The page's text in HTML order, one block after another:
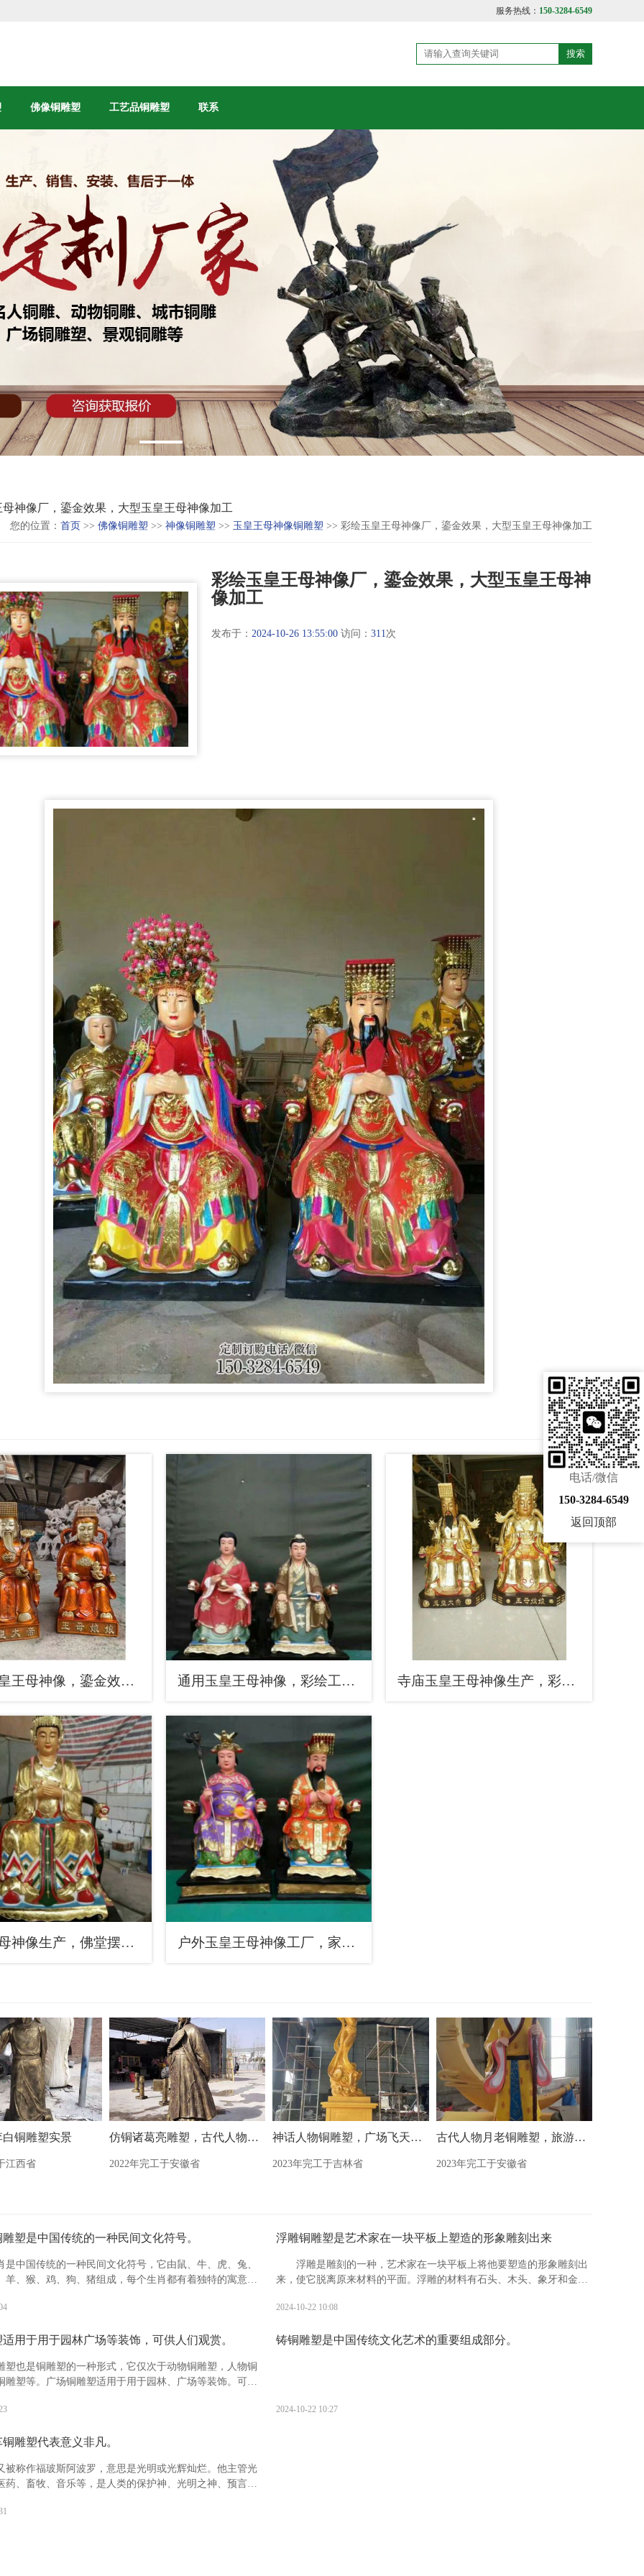
服务热线： 150-3284-6549
佛像铜雕塑 工艺品铜雕塑 联系
神像厂，鎏金效果，大型玉皇王母神像加工
您的位置： 首页 >> 佛像铜雕塑 >> 神像铜雕塑 >> 玉皇王母神像铜雕塑 >> 彩绘玉皇王母神像厂，鎏金效果，大型玉皇王母神像加工
彩绘玉皇王母神像厂，鎏金效果，大型玉皇王母神
像加工
发布于： 2024-10-26 13:55:00 访问： 311次
通用玉皇王母神像，鎏金效果，家用玉皇王母神像厂 通用玉皇王母神像，彩绘工艺，家用玉皇王母神像厂 寺庙玉皇王母神像生产，彩绘工艺，玉皇王母神像预用
寺庙王母神像生产，佛堂摆放，彩绘王母神像生产 户外玉皇王母神像工厂，家用神像，玉皇王母神像预用
铜雕塑实景
江西省
仿铜诸葛亮雕塑，古代人物雕塑
2022年完工于安徽省
神话人物铜雕塑，广场飞天铜雕塑制造商
2023年完工于吉林省
古代人物月老铜雕塑，旅游区景观雕塑
2023年完工于安徽省
塑是中国传统的一种民间文化符号。
是中国传统的一种民间文化符号，它由鼠、牛、虎、兔、
羊、猴、鸡、狗、猪组成，每个生肖都有着独特的寓意和
兴旺的象征。有生生不息，繁盛不衰之吉祥寓意。
浮雕铜雕塑是艺术家在一块平板上塑造的形象雕刻出来
浮雕是雕刻的一种，艺术家在一块平板上将他要塑造的形象雕刻出
来，使它脱离原来材料的平面。浮雕的材料有石头、木头、象牙和金属
时也指表现形式。
2024-10-22 10:08
用于用于园林广场等装饰，可供人们观赏。
塑也是铜雕塑的一种形式，它仅次于动物铜雕塑，人物铜
雕塑等。广场铜雕塑适用于用于园林、广场等装饰。可供
铸铜雕塑是中国传统文化艺术的重要组成部分。
2024-10-22 10:27
雕塑代表意义非凡。
被称作福玻斯阿波罗，意思是光明或光辉灿烂。他主管光
药、畜牧、音乐等，是人类的保护神、光明之神、预言之
座浮岛提洛岛之上。
电话/微信
150-3284-6549
返回顶部